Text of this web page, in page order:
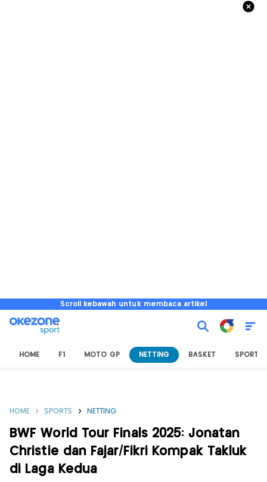
Scroll kebawah untuk membaca artikel
HOME F1 MOTO GP NETTING BASKET SPORT
HOME SPORTS NETTING
BWF World Tour Finals 2025: Jonatan
Christie dan Fajar/Fikri Kompak Takluk
di Laga Kedua